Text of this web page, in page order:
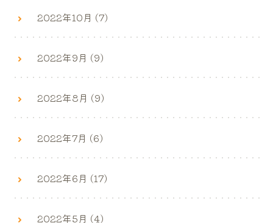
2022年10月 (7)
2022年9月 (9)
2022年8月 (9)
2022年7月 (6)
2022年6月 (17)
2022年5月 (4)